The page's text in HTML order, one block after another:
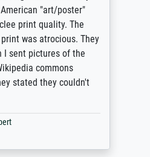
"art/poster"
print quality. The
was atrocious. They
I sent pictures of the
commons
stated they couldn't